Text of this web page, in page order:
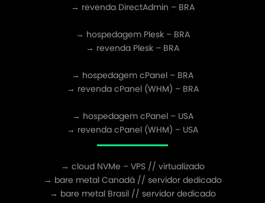
→ revenda DirectAdmin – BRA
→ hospedagem Plesk – BRA
→ revenda Plesk – BRA
→ hospedagem cPanel – BRA
→ revenda cPanel (WHM) – BRA
→ hospedagem cPanel – USA
→ revenda cPanel (WHM) – USA
→ cloud NVMe – VPS // virtualizado
→ bare metal Canadá // servidor dedicado
→ bare metal Brasil // servidor dedicado